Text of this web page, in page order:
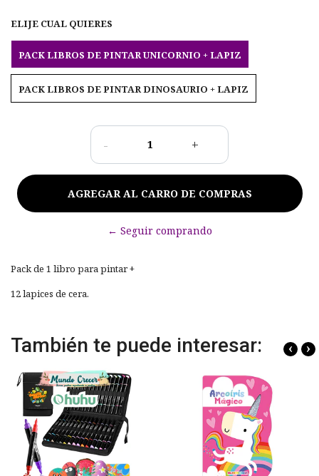
ELIJE CUAL QUIERES
PACK LIBROS DE PINTAR UNICORNIO + LAPIZ
PACK LIBROS DE PINTAR DINOSAURIO + LAPIZ
- +
← Seguir comprando
Pack de 1 libro para pintar +
12 lapices de cera.
También te puede interesar: ‹ ›